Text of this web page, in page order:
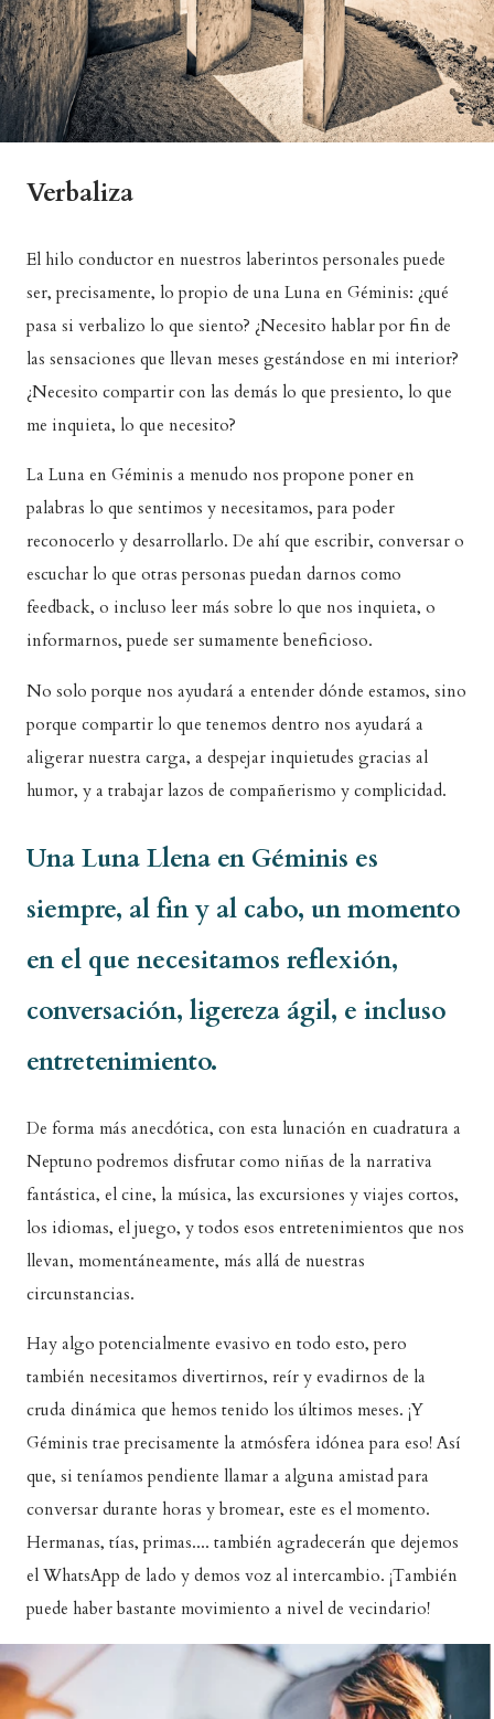
Verbaliza
El hilo conductor en nuestros laberintos personales puede
ser, precisamente, lo propio de una Luna en Géminis: ¿qué
pasa si verbalizo lo que siento? ¿Necesito hablar por fin de
las sensaciones que llevan meses gestándose en mi interior?
¿Necesito compartir con las demás lo que presiento, lo que
me inquieta, lo que necesito?
La Luna en Géminis a menudo nos propone poner en
palabras lo que sentimos y necesitamos, para poder
reconocerlo y desarrollarlo. De ahí que escribir, conversar o
escuchar lo que otras personas puedan darnos como
feedback, o incluso leer más sobre lo que nos inquieta, o
informarnos, puede ser sumamente beneficioso.
No solo porque nos ayudará a entender dónde estamos, sino
porque compartir lo que tenemos dentro nos ayudará a
aligerar nuestra carga, a despejar inquietudes gracias al
humor, y a trabajar lazos de compañerismo y complicidad.
Una Luna Llena en Géminis es
siempre, al fin y al cabo, un momento
en el que necesitamos reflexión,
conversación, ligereza ágil, e incluso
entretenimiento.
De forma más anecdótica, con esta lunación en cuadratura a
Neptuno podremos disfrutar como niñas de la narrativa
fantástica, el cine, la música, las excursiones y viajes cortos,
los idiomas, el juego, y todos esos entretenimientos que nos
llevan, momentáneamente, más allá de nuestras
circunstancias.
Hay algo potencialmente evasivo en todo esto, pero
también necesitamos divertirnos, reír y evadirnos de la
cruda dinámica que hemos tenido los últimos meses. ¡Y
Géminis trae precisamente la atmósfera idónea para eso! Así
que, si teníamos pendiente llamar a alguna amistad para
conversar durante horas y bromear, este es el momento.
Hermanas, tías, primas.... también agradecerán que dejemos
el WhatsApp de lado y demos voz al intercambio. ¡También
puede haber bastante movimiento a nivel de vecindario!